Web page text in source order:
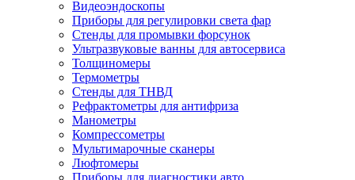
Видеоэндоскопы
Приборы для регулировки света фар
Стенды для промывки форсунок
Ультразвуковые ванны для автосервиса
Толщиномеры
Термометры
Стенды для ТНВД
Рефрактометры для антифриза
Манометры
Компрессометры
Мультимарочные сканеры
Люфтомеры
Приборы для диагностики авто